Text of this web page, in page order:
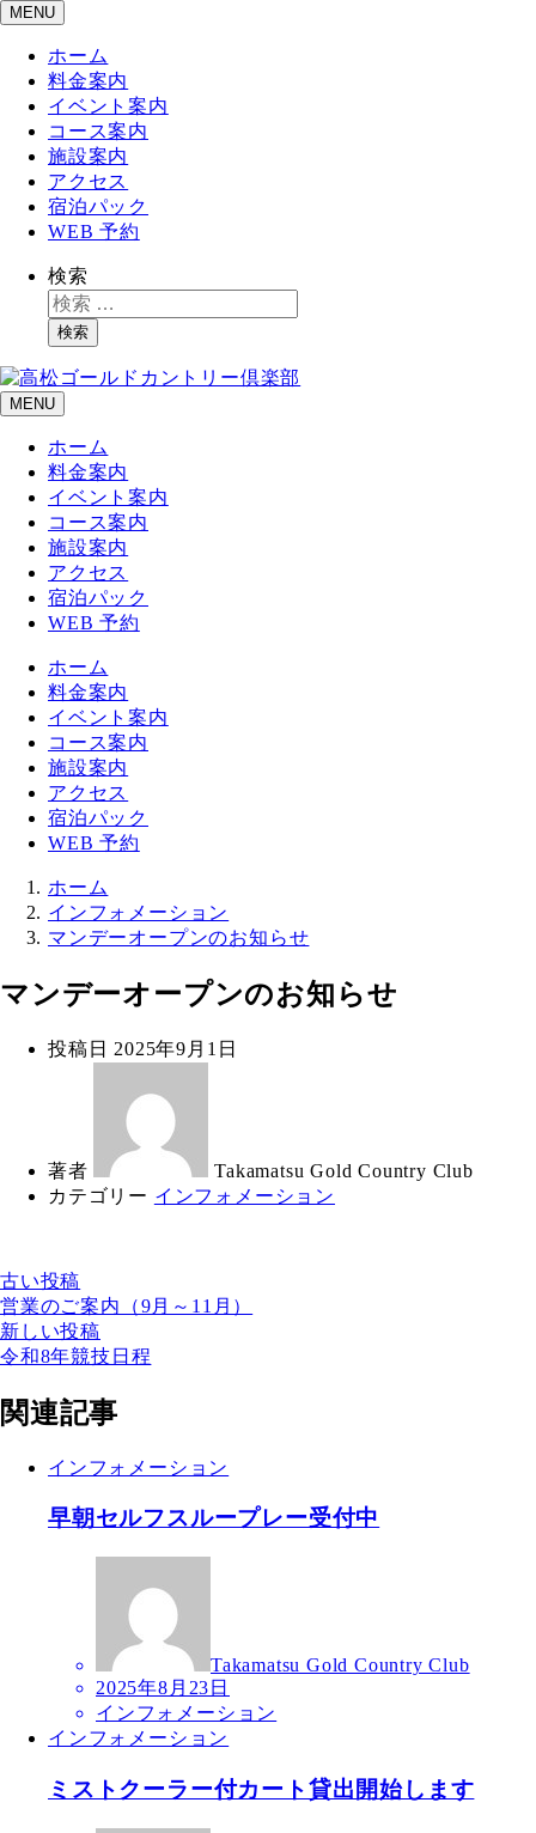
MENU
ホーム
料金案内
イベント案内
コース案内
施設案内
アクセス
宿泊パック
WEB 予約
検索
検索
MENU
ホーム
料金案内
イベント案内
コース案内
施設案内
アクセス
宿泊パック
WEB 予約
ホーム
料金案内
イベント案内
コース案内
施設案内
アクセス
宿泊パック
WEB 予約
ホーム
インフォメーション
マンデーオープンのお知らせ
マンデーオープンのお知らせ
投稿日 2025年9月1日
著者
Takamatsu Gold Country Club
カテゴリー インフォメーション
古い投稿
営業のご案内（9月～11月）
新しい投稿
令和8年競技日程
関連記事
インフォメーション
早朝セルフスループレー受付中
Takamatsu Gold Country Club
2025年8月23日
インフォメーション
インフォメーション
ミストクーラー付カート貸出開始します